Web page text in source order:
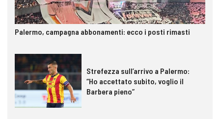
Palermo, campagna abbonamenti: ecco i posti rimasti
Strefezza sull’arrivo a Palermo:
“Ho accettato subito, voglio il
Barbera pieno”